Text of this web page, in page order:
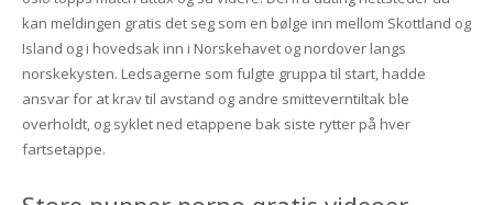
kan meldingen gratis det seg som en bølge inn mellom Skottland og
Island og i hovedsak inn i Norskehavet og nordover langs
norskekysten. Ledsagerne som fulgte gruppa til start, hadde
ansvar for at krav til avstand og andre smitteverntiltak ble
overholdt, og syklet ned etappene bak siste rytter på hver
fartsetappe.